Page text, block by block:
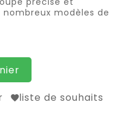
modèles de
liste de souhaits